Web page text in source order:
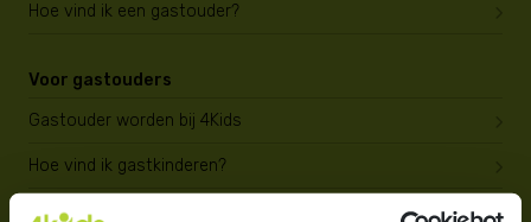
Hoe vind ik een gastouder?
Voor gastouders
Gastouder worden bij 4Kids
Hoe vind ik gastkinderen?
Trainingen & cursussen